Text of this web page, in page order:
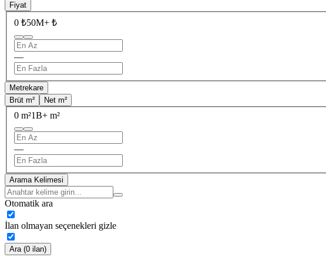
Fiyat
0 ₺50M+ ₺
—
Metrekare
Brüt m²
Net m²
0 m²1B+ m²
—
Arama Kelimesi
Otomatik ara
İlan olmayan seçenekleri gizle
Ara (0 ilan)